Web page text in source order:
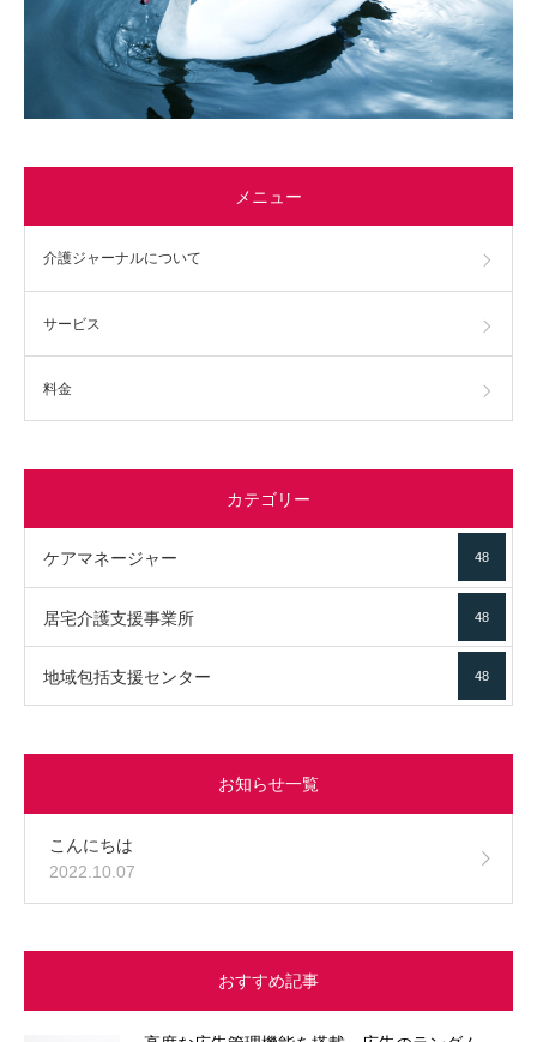
メニュー
介護ジャーナルについて
サービス
料金
カテゴリー
ケアマネージャー 48
居宅介護支援事業所 48
地域包括支援センター 48
お知らせ一覧
こんにちは
2022.10.07
おすすめ記事